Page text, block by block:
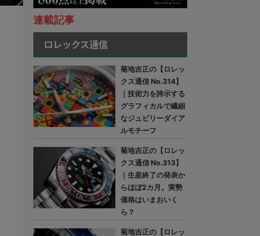
連載記事
ロレックス通信
菊地吉正の【ロレッ
クス通信 No.314】
｜技術力を誇示する
グラフィカルで繊細
なジュビリーダイア
ルモチーフ
菊地吉正の【ロレッ
クス通信 No.313】
｜生産終了の発表か
らほぼ2カ月。実勢
価格はいまおいく
ら？
菊地吉正の【ロレッ